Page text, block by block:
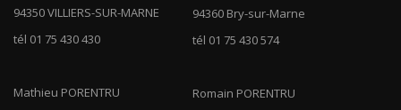
94350 VILLIERS-SUR-MARNE
tél 01 75 430 430
Mathieu PORENTRU
94360 Bry-sur-Marne
tél 01 75 430 574
Romain PORENTRU